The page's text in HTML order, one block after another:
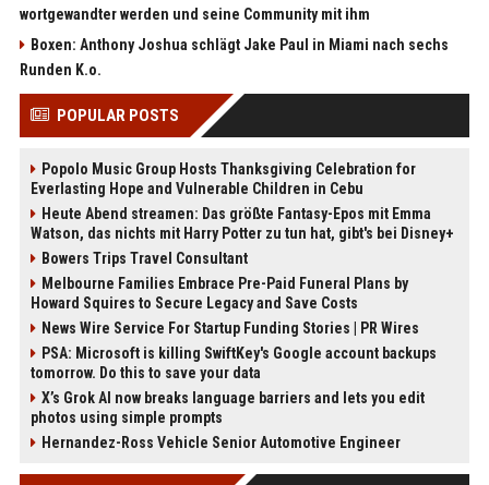
wortgewandter werden und seine Community mit ihm
Boxen: Anthony Joshua schlägt Jake Paul in Miami nach sechs
Runden K.o.
POPULAR POSTS
Popolo Music Group Hosts Thanksgiving Celebration for
Everlasting Hope and Vulnerable Children in Cebu
Heute Abend streamen: Das größte Fantasy-Epos mit Emma
Watson, das nichts mit Harry Potter zu tun hat, gibt's bei Disney+
Bowers Trips Travel Consultant
Melbourne Families Embrace Pre-Paid Funeral Plans by
Howard Squires to Secure Legacy and Save Costs
News Wire Service For Startup Funding Stories | PR Wires
PSA: Microsoft is killing SwiftKey's Google account backups
tomorrow. Do this to save your data
X’s Grok AI now breaks language barriers and lets you edit
photos using simple prompts
Hernandez-Ross Vehicle Senior Automotive Engineer